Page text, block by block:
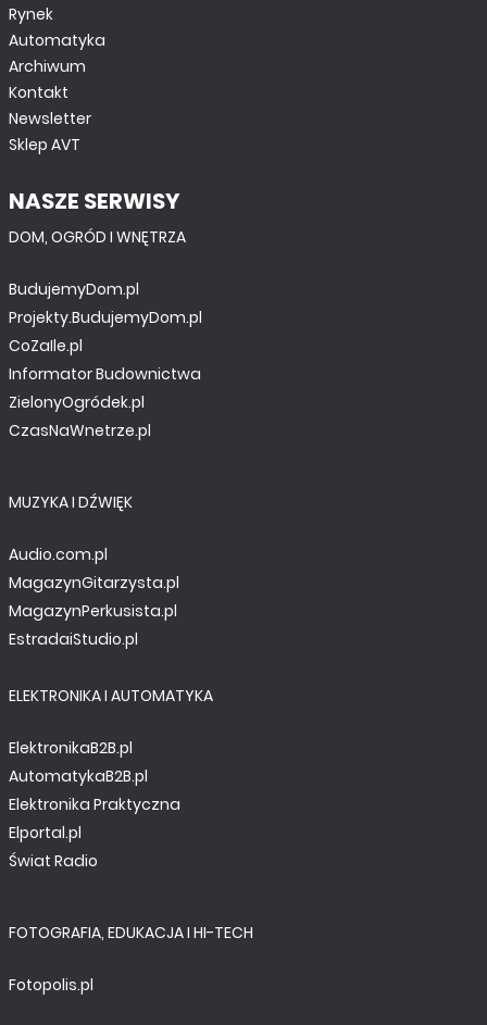
Rynek
Automatyka
Archiwum
Kontakt
Newsletter
Sklep AVT
NASZE SERWISY
DOM, OGRÓD I WNĘTRZA
BudujemyDom.pl
Projekty.BudujemyDom.pl
CoZaIle.pl
Informator Budownictwa
ZielonyOgródek.pl
CzasNaWnetrze.pl
MUZYKA I DŹWIĘK
Audio.com.pl
MagazynGitarzysta.pl
MagazynPerkusista.pl
EstradaiStudio.pl
ELEKTRONIKA I AUTOMATYKA
ElektronikaB2B.pl
AutomatykaB2B.pl
Elektronika Praktyczna
Elportal.pl
Świat Radio
FOTOGRAFIA, EDUKACJA I HI-TECH
Fotopolis.pl